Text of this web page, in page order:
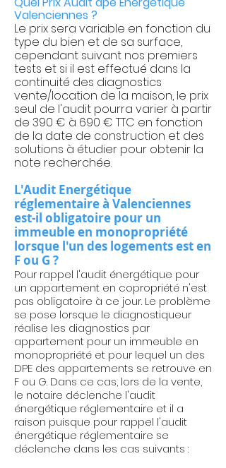
Valenciennes ?
Le prix sera variable en fonction du
type du bien et de sa surface,
cependant suivant nos premiers
tests et si il est effectué dans la
continuité des diagnostics
vente/location de la maison, le prix
seul de l'audit pourra varier à partir
de 390 € à 690 € TTC en fonction
de la date de construction et des
solutions à étudier pour obtenir la
note recherchée.
L'Audit Energétique
réglementaireà Valenciennes
est-il obligatoire pour un
immeuble en monopropriété
lorsque l'un des logementsest en
F ou G ?
Pour rappel l'audit énergétique pour
un appartement en copropriété n'est
pas obligatoire à ce jour. Le problème
se pose lorsque le diagnostiqueur
réalise les diagnostics par
appartement pour un immeuble en
monopropriété et pour lequel un des
DPE des appartements se retrouve en
F ou G. Dans ce cas, lors de la vente,
le notaire déclenche l'audit
énergétique réglementaire et il a
raison puisque pour rappel l'audit
énergétique réglementaire se
déclenche dans les cas suivants :